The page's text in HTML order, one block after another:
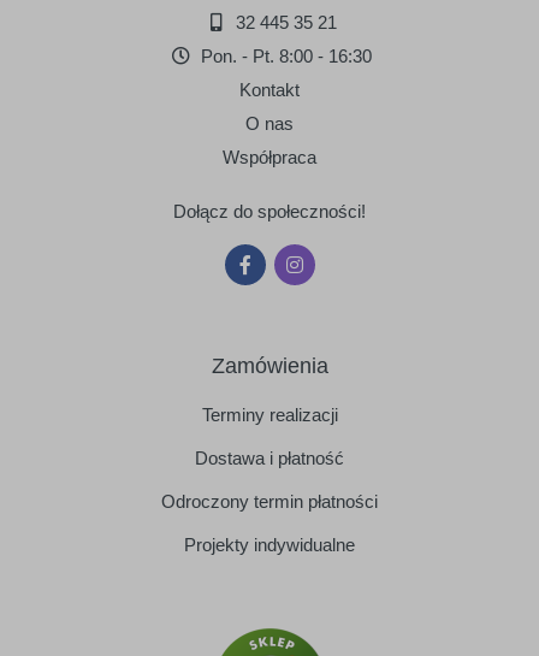
32 445 35 21
Pon. - Pt. 8:00 - 16:30
Kontakt
O nas
Współpraca
Dołącz do społeczności!
Zamówienia
Terminy realizacji
Dostawa i płatność
Odroczony termin płatności
Projekty indywidualne